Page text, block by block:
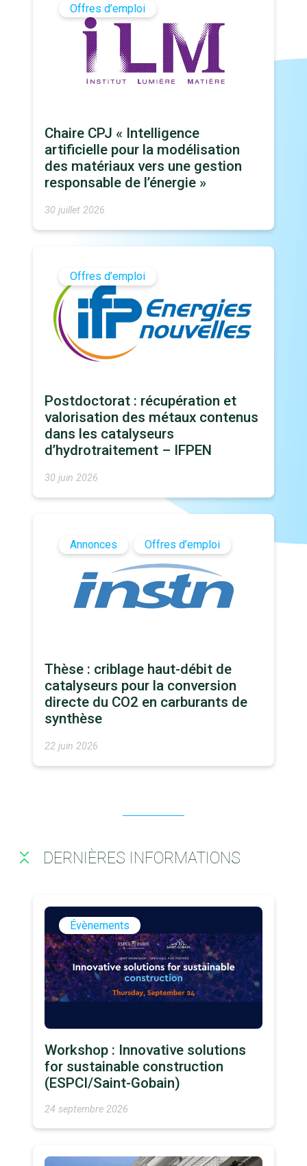
Offres d’emploi
Chaire CPJ « Intelligence
artificielle pour la modélisation
des matériaux vers une gestion
responsable de l’énergie »
30 juillet 2026
Offres d’emploi
Postdoctorat : récupération et
valorisation des métaux contenus
dans les catalyseurs
d’hydrotraitement – IFPEN
30 juin 2026
Annonces Offres d’emploi
Thèse : criblage haut-débit de
catalyseurs pour la conversion
directe du CO2 en carburants de
synthèse
22 juin 2026
DERNIÈRES INFORMATIONS
Évènements
Workshop : Innovative solutions
for sustainable construction
(ESPCI/Saint-Gobain)
24 septembre 2026